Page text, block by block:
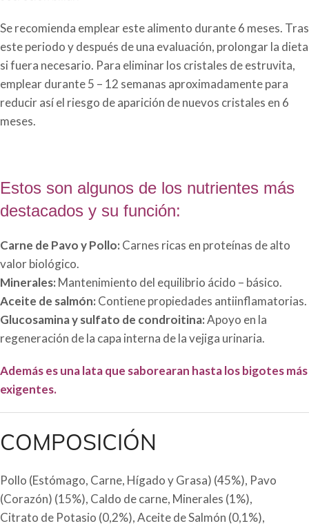
Se recomienda emplear este alimento durante 6 meses. Tras
este periodo y después de una evaluación, prolongar la dieta
si fuera necesario. Para eliminar los cristales de estruvita,
emplear durante 5 – 12 semanas aproximadamente para
reducir así el riesgo de aparición de nuevos cristales en 6
meses.
Estos son algunos de los nutrientes más
destacados y su función:
Carne de Pavo y Pollo: Carnes ricas en proteínas de alto
valor biológico.
Minerales: Mantenimiento del equilibrio ácido – básico.
Aceite de salmón: Contiene propiedades antiinflamatorias.
Glucosamina y sulfato de condroitina:Apoyo en la
regeneración de la capa interna de la vejiga urinaria.
Además es una lata que saborearan hasta los bigotes más
exigentes.
COMPOSICIÓN
Pollo (Estómago, Carne, Hígado y Grasa) (45%), Pavo
(Corazón) (15%), Caldo de carne, Minerales (1%),
Citrato de Potasio (0,2%), Aceite de Salmón (0,1%),